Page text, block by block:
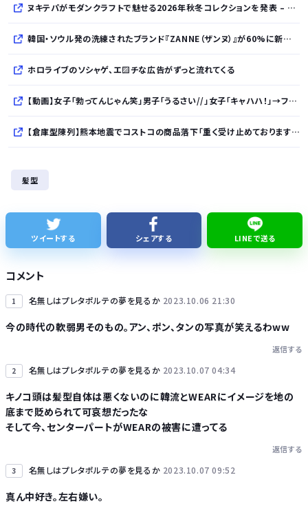
ヌキテパがモダンクラフトで魅せる2026年秋冬コレクションを発表 – インド・アムリトサルで織り上げたウールなど手仕事の美しさを現代的に昇華
韓国・ソウル発の洗練されたブランド『ZANNE（ザンヌ）』が60%に新規入店、モダン×エフォートレスなコレクションを展開
ホロライブのソシャゲ、エ▨チな広告がずっと流れてくる
【動画】女子「勃ってんじゃん笑」男子「うるさい//」女子「キャハハ！」→フ●ラ開始ｗｗｗｗｗｗｗｗｗｗ
【倉庫型陳列】熊本地震でコストコの商品落下「重く受け止めております」地震大国で「高積み陳列」が心配...IKEAにも聞いた
元ジャンポケ斉藤慎二被告に懲役7年求刑 被害女性が法廷で語った「人としての尊厳を踏みにじられた」
髪型
ツイートする シェアする LINEで送る
コメント
1 名無しはプレタポルテの夢を見るか 2023.10.06 21:30
今の時代の軟弱男そのもの。アン、ポン、タンの写真が笑えるわww
返信する
2 名無しはプレタポルテの夢を見るか 2023.10.07 04:34
キノコ頭は髪型自体は悪くないのに韓流とWEARにイメージを地の
底まで貶められて可哀想だったな
そして今、センターパートがWEARの被害に遭ってる
返信する
3 名無しはプレタポルテの夢を見るか 2023.10.07 09:52
真ん中好き。左右嫌い。